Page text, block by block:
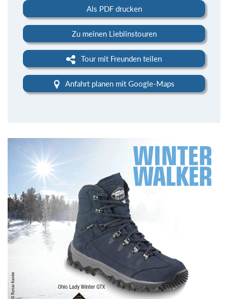
Als PDF drucken
Zu meinen Lieblinstouren
Tour mit Freunden teilen
Anfahrt planen mit Google-Maps